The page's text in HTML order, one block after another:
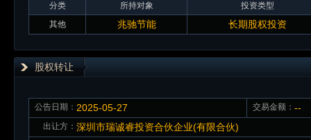
分类 所持对象
投资类型
其他
兆驰节能 长期股权投资
股权转让
公告日期： 2025-05-27 交易金额： --
出让方： 深圳市瑞诚睿投资合伙企业(有限合伙)